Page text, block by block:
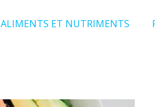
ALIMENTS ET NUTRIMENTS